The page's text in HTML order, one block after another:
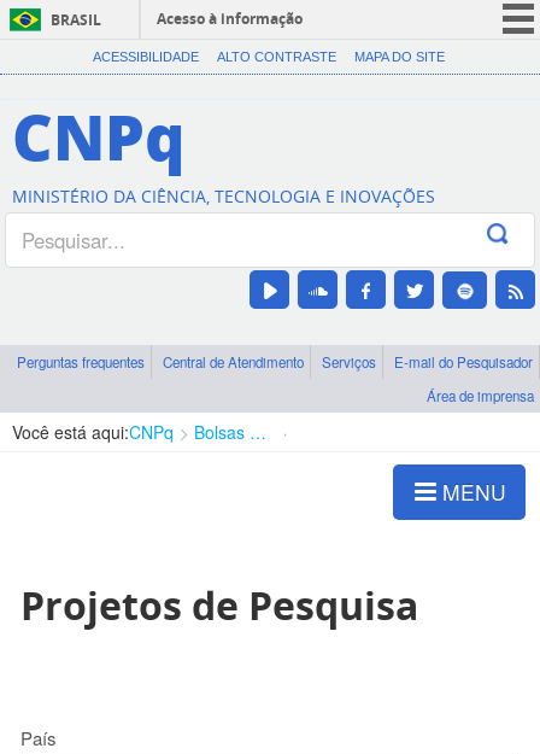
BRASIL
Acesso à informação
CORONAVÍRUS (COVID-19)
Canais
ACESSIBILIDADE ALTO CONTRASTE MAPA DO SITE
CNPq
MINISTÉRIO DA CIÊNCIA, TECNOLOGIA E INOVAÇÕES
Perguntas frequentes Central de Atendimento Serviços
E-mail do Pesquisador
Área de imprensa
Você está aqui:CNPq Bolsas e Auxílios Vigentes
MENU
Projetos de Pesquisa
País